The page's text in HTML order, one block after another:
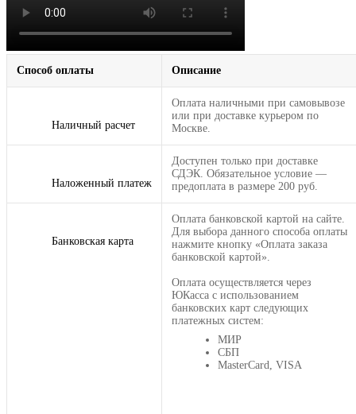
Способ оплаты Описание
Наличный расчет
Оплата наличными при самовывозе
или при доставке курьером по
Москве.
Наложенный платеж
Доступен только при доставке
СДЭК. Обязательное условие —
предоплата в размере 200 руб.
Банковская карта
Оплата банковской картой на сайте.
Для выбора данного способа оплаты
нажмите кнопку «Оплата заказа
банковской картой».
Оплата осуществляется через
ЮКасса с использованием
банковских карт следующих
платежных систем:
МИР
СБП
MasterCard, VISA